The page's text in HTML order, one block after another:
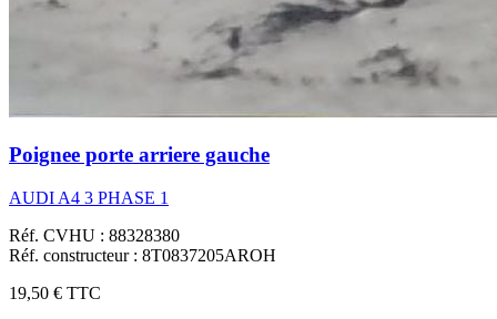
Poignee porte arriere gauche
AUDI A4 3 PHASE 1
Réf. CVHU : 88328380
Réf. constructeur : 8T0837205AROH
19,50 € TTC